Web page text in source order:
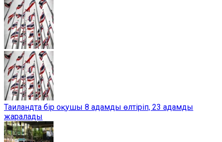
Таиландта бір оқушы 8 адамды өлтіріп, 23 адамды
жаралады